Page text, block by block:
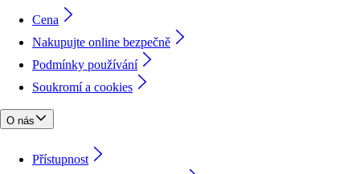
Cena
Nakupujte online bezpečně
Podmínky používání
Soukromí a cookies
O nás
Přístupnost